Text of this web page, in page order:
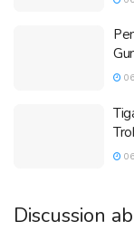
Discussion